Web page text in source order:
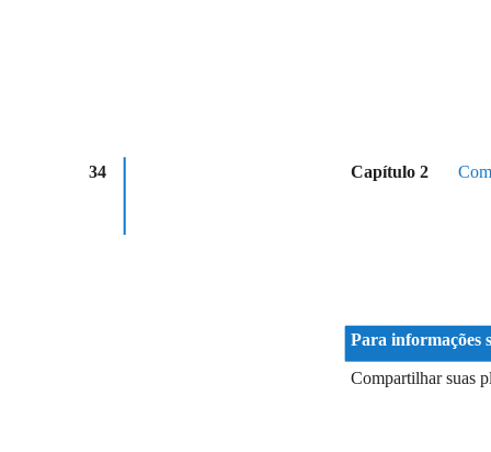
34 Capítulo 2
Para informações
Compartilhar suas